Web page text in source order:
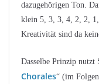
dazugehörigen Ton.
klein 5, 3, 3, 4, 2, 2,
Kreativität sind da
Dasselbe Prinzip nutzt
Chorales“ (im